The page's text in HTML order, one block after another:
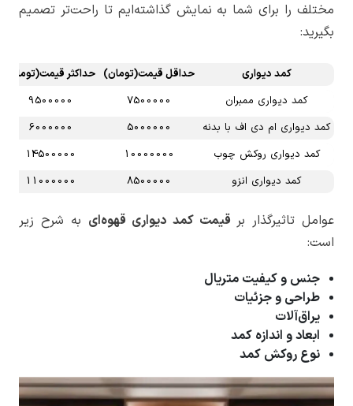
مختلف را برای شما به نمایش گذاشته‌ایم تا راحت‌تر تصمیم
بگیرید:
کمد دیواری حداقل قیمت(تومان) حداکثر قیمت(تومان)
کمد دیواری ممبران
7500000
9500000
کمد دیواری ام دی اف با بدنه
5000000
6000000
کمد دیواری روکش چوب
10000000
14500000
کمد دیواری انزو
8500000
11000000
عوامل تاثیرگذار بر قیمت کمد دیواری قهوه‌ای به شرح زیر
است:
جنس و کیفیت متریال
طراحی و جزئیات
یراق‌آلات
ابعاد و اندازه کمد
نوع روکش کمد